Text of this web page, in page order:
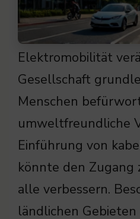
Elektromobilität
Gesellschaft
Menschen
umweltfreundliche
Einführung von
könnte den
alle verbessern.
ländlichen